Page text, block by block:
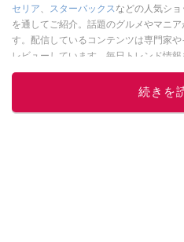
セリア、 スターバックスなどの人気シ
を通してご紹介。話題のグルメやマニ
す。配信しているコンテンツは専門家
レビューしています。毎日トレンド情
ニュースでフォローしてください！
この
続きを